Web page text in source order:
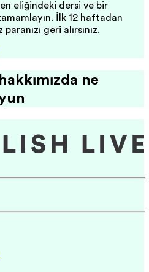
eşliğindeki dersi ve bir
İlk 12 haftadan
geri alırsınız.
ne